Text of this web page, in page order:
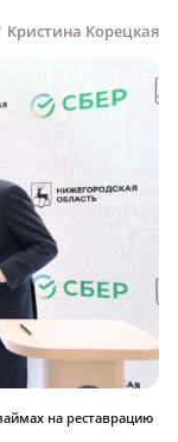
Кристина Корецкая
на реставрацию